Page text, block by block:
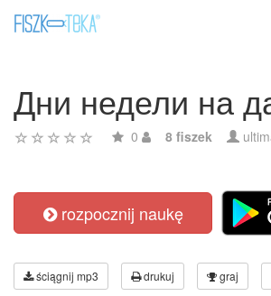
Дни недели на
0 8 fiszek
rozpocznij naukę
ściągnij mp3 drukuj graj